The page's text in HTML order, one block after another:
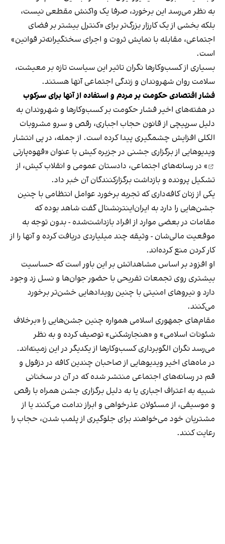
به نظر می‌رسد این برخورد، صرفا یک واکنش مقطعی نیست،
بلکه بخشی از یک کارزار بزرگ‌تر برای «کنترل بیشتر بر فضای
اجتماعی، مقابله با نمایش ثروت و اجرای سختگیرانه‌تر قوانین»
است.
بسیاری از کسب‌وکارها نگران تاثیر این سیاست‌ تازه بر معیشت،
سلامت روان شهروندان و زندگی اجتماعی آنها هستند.
فشار اقتصادی حکومت بر مردم و استفاده از آنها برای سرکوب
در هفته‌های اخیر فشار حکومت بر کسب‌وکارها و شهروندان به
دلیل سرپیچی از قانون حجاب اجباری، رقص و سرو مشروبات
الکلی افزایش چشمگیری پیدا کرده است. از جمله، در پی انتشار
ویدیوهایی از برگزاری جشنی در جزیره کیش با عنوان «قهوه‌پارتی
» در رسانه‌های اجتماعی، دادستان عمومی و انقلاب کیش، از
تشکیل پرونده و بازداشت برگزارکنندگان آن خبر داد.
یکی از زنان کافه‌داری که تجربه برخورد عوامل انتظامی با چنین
جشن‌هایی را دارد به ایران‌اینترنشنال گفت شاهد بوده که
مقامات در بعضی موارد از افراد بازداشت‌‌شده - بدون توجه به
موقعیت مالی‌شان - وثیقه چند میلیاردی دریافت کرده و آنها را از
کار کردن منع کرده‌اند.
او افزود بر اساس مشاهداتش بر این باور است که حساسیت
بیشتری روی تجمعات تفریحی با حضور جوان‌ها و نسل زد وجود
دارد و نیروهای امنیتی با چنین رویدادهایی خشن‌تر برخورد
می‌کنند.
مقام‌های جمهوری اسلامی همواره چنین جشن‌هایی را «برخلاف
شئونات اسلامی» و «هنجارشکنی» توصیف کرده و به نظر
می‌رسد نگران الگوبرداری کسب‌وکارها از یکدیگر در این زمینه‌اند.
در ماه‌های اخیر ویدیوهایی از صاحبان چندین کافه در دزفول و
قم در رسانه‌های اجتماعی منتشر شده که در آن در سخنانی
شبیه به اعتراف اجباری یا به دلیل برگزاری جشن همراه با رقص
و موسیقی، از مسئولان عذرخواهی و ابراز ندامت می‌کنند یا از
مشتریان خود می‌خواهند برای جلوگیری از پلمب شدن، حجاب را
رعایت کنند.